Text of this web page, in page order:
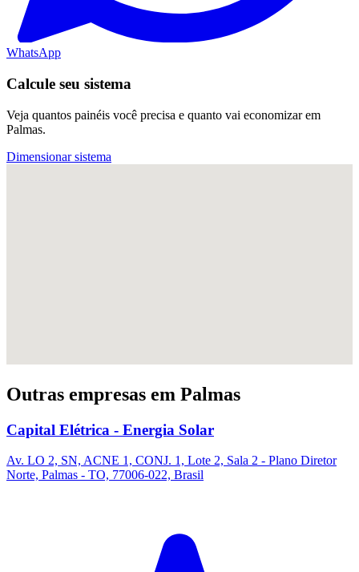
WhatsApp
Calcule seu sistema
Veja quantos painéis você precisa e quanto vai economizar em
Palmas.
Dimensionar sistema
Outras empresas em Palmas
Capital Elétrica - Energia Solar
Av. LO 2, SN, ACNE 1, CONJ. 1, Lote 2, Sala 2 - Plano Diretor
Norte, Palmas - TO, 77006-022, Brasil